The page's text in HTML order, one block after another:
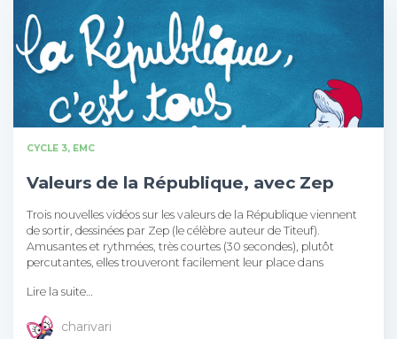
CYCLE 3 EMC
Valeurs de la République, avec Zep
Trois nouvelles vidéos sur les valeurs de la République viennent
de sortir, dessinées par Zep (le célèbre auteur de Titeuf).
Amusantes et rythmées, très courtes (30 secondes), plutôt
percutantes, elles trouveront facilement leur place dans
Lire la suite…
charivari